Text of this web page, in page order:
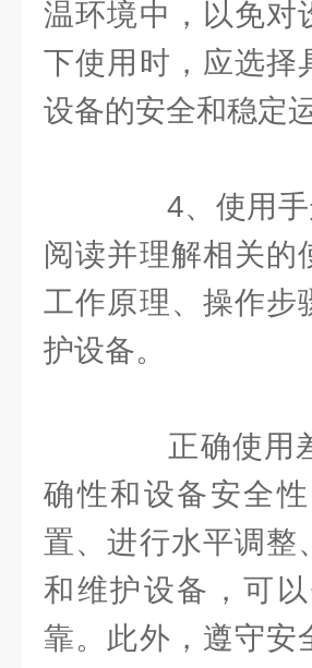
温环境中，以免对
下使用时，应选择
设备的安全和稳定运
4、使用手
阅读并理解相关的
工作原理、操作步
护设备。
正确使用差
确性和设备安全
置、进行水平调整
和维护设备，可
靠。此外，遵守安